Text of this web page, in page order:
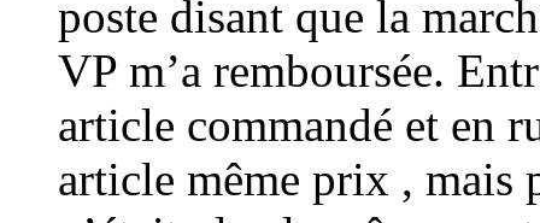
poste disant que la
VP m’a remboursée.
article commandé et en
article même prix , mais